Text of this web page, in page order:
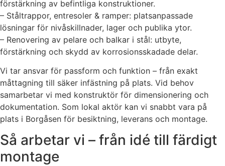
förstärkning av befintliga konstruktioner.
– Ståltrappor, entresoler & ramper: platsanpassade
lösningar för nivåskillnader, lager och publika ytor.
– Renovering av pelare och balkar i stål: utbyte,
förstärkning och skydd av korrosionsskadade delar.
Vi tar ansvar för passform och funktion – från exakt
måttagning till säker infästning på plats. Vid behov
samarbetar vi med konstruktör för dimensionering och
dokumentation. Som lokal aktör kan vi snabbt vara på
plats i Borgåsen för besiktning, leverans och montage.
Så arbetar vi – från idé till färdigt
montage